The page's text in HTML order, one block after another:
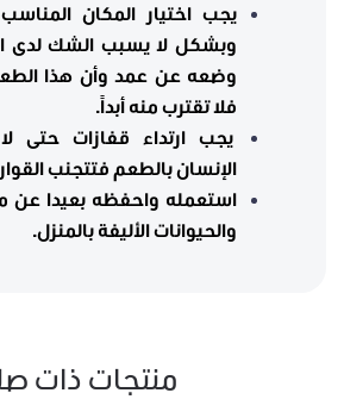
يجب اختيار المكان
وبشكل لا يسبب الشك لدى
وضعه عن عمد وأن هذا
فلا تقترب منه أبداً.
يجب ارتداء قفازات حتى
الإنسان بالطعم فتتجنب
استعمله واحفظه بعيدا عن
والحيوانات الأليفة بالمنزل.
منتجات ذات